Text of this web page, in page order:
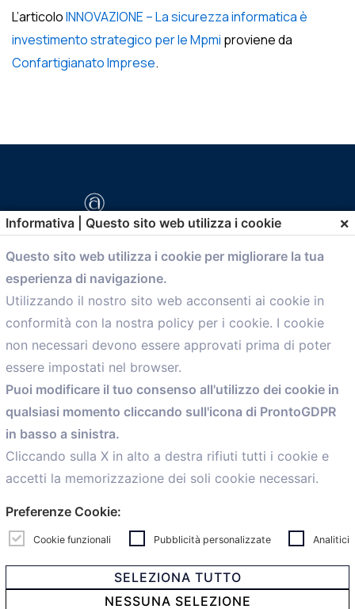
L’articoloINNOVAZIONE – La sicurezza informatica è
investimento strategico per le Mpmi proviene da
Confartigianato Imprese.
comunicazione@confartigianato.bo.it
Menù
Home
Servizi
Convenzioni
Voce delle Nostre aziende
Informazioni Ex L. 124/2017
News
personalCaf
Informativa | Questo sito web utilizza i cookie ×
Questo sito web utilizza i cookie per migliorare la tua
esperienza di navigazione.
Utilizzando il nostro sito web acconsenti ai cookie in
conformità con la nostra policy per i cookie. I cookie
non necessari devono essere approvati prima di poter
essere impostati nel browser.
Puoi modificare il tuo consenso all'utilizzo dei cookie in
qualsiasi momento cliccando sull'icona di ProntoGDPR
in basso a sinistra.
Cliccando sulla X in alto a destra rifiuti tutti i cookie e
accetti la memorizzazione dei soli cookie necessari.
Preferenze Cookie:
Cookie funzionali Pubblicità personalizzate Analitici
SELEZIONA TUTTO
NESSUNA SELEZIONE